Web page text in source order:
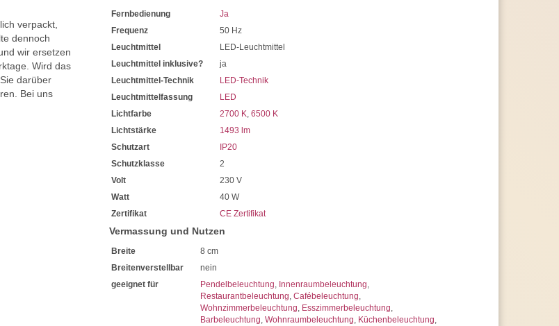
Bei Fragen, kontaktieren Sie uns jederzeit
Erkundigen Sie sich bei höherer Artikelanzahl nach Mengenrabatten
Wir freuen uns auf Ihre Anfragen
verpackt,
dennoch
wir ersetzen
Wird das
darüber
Bei uns
Fernbedienung
Ja
Frequenz
50 Hz
Leuchtmittel
LED-Leuchtmittel
Leuchtmittel inklusive?
ja
Leuchtmittel-Technik
LED-Technik
Leuchtmittelfassung
LED
Lichtfarbe
2700 K, 6500 K
Lichtstärke
1493 lm
Schutzart
IP20
Schutzklasse
2
Volt
230 V
Watt
40 W
Zertifikat
CE Zertifikat
Vermassung und Nutzen
Breite
8 cm
Breitenverstellbar
nein
geeignet für
Pendelbeleuchtung, Innenraumbeleuchtung,
Restaurantbeleuchtung, Cafébeleuchtung,
Wohnzimmerbeleuchtung, Esszimmerbeleuchtung,
Barbeleuchtung, Wohnraumbeleuchtung, Küchenbeleuchtung,